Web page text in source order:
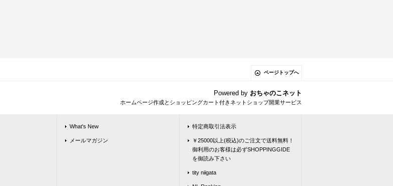
ページトップへ
Powered by おちゃのこネット
ホームページ作成とショッピングカート付きネットショップ開業サービス
What's New
メールマガジン
特定商取引法表示
￥25000以上(税込)のご注文で送料無料！
御利用のお客様は必ずSHOPPINGGIDE
を御読み下さい
tity niigata